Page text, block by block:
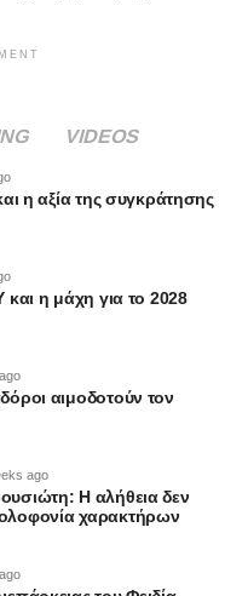
VIDEOS
η αξία της συγκράτησης
και η μάχη για το 2028
αιμοδοτούν τον
ago
Η αλήθεια δεν
χαρακτήρων